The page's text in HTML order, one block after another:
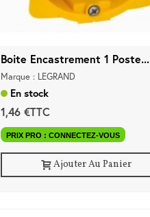
Boite Encastrement 1 Poste...
Marque : LEGRAND
En stock
1,46 €TTC
PRIX PRO : CONNECTEZ-VOUS
Ajouter Au Panier